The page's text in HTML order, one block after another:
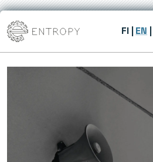
FI| EN |